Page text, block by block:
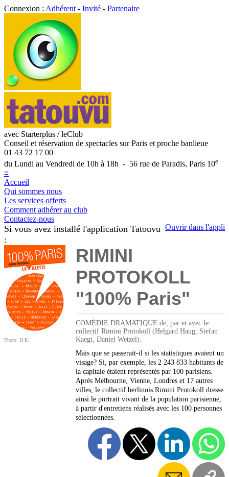
Connexion : Adhérent - Invité - Partenaire
avec Starterplus / leClub
Conseil et réservation de spectacles sur Paris et proche banlieue
01 43 72 17 00
du Lundi au Vendredi de 10h à 18h - 56 rue de Paradis, Paris 10e
≡
Accueil
Qui sommes nous
Les services offerts
Comment adhérer au club
Contactez-nous
Ouvrir dans l'appli
Si vous avez installé l'application Tatouvu
:
Photo: D.R.
RIMINI
PROTOKOLL
"100% Paris"
COMÉDIE DRAMATIQUE de, par et avec le
collectif Rimini Protokoll (Helgard Haug, Stefan
Kaegi, Daniel Wetzel).
Mais que se passerait-il si les statistiques avaient un
visage? Si, par exemple, les 2 243 833 habitants de
la capitale étaient représentés par 100 parisiens.
Après Melbourne, Vienne, Londres et 17 autres
villes, le collectif berlinois Rimini Protokoll dresse
ainsi le portrait vivant de la population parisienne,
à partir d'entretiens réalisés avec les 100 personnes
sélectionnées.